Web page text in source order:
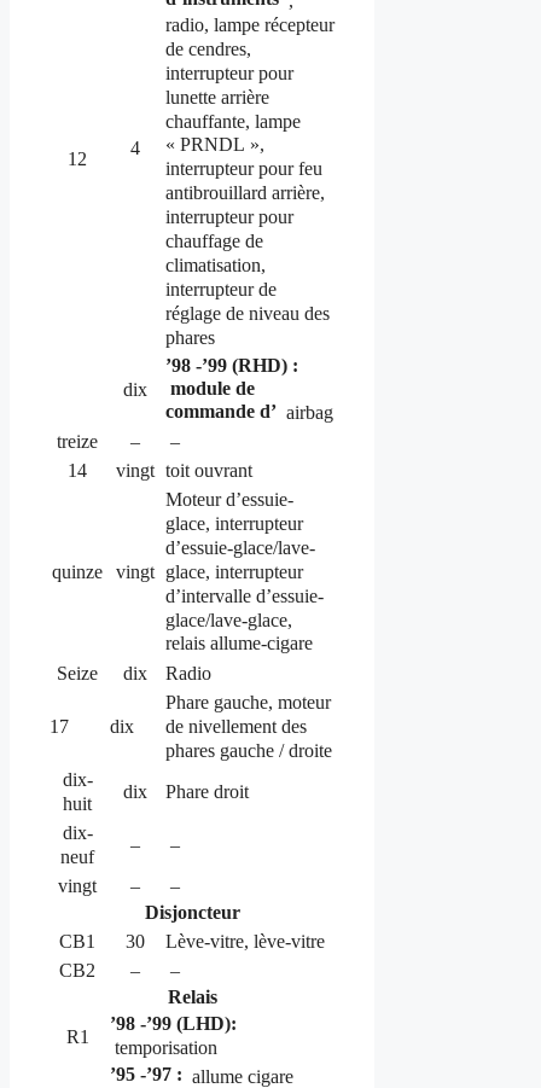
12
4
radio, lampe récepteur
de cendres,
interrupteur pour
lunette arrière
chauffante, lampe
« PRNDL »,
interrupteur pour feu
antibrouillard arrière,
interrupteur pour
chauffage de
climatisation,
interrupteur de
réglage de niveau des
phares
dix
’98 -’99 (RHD) :
module de
commande d’ airbag
treize
–
–
14
vingt toit ouvrant
quinze vingt
Moteur d’essuie-
glace, interrupteur
d’essuie-glace/lave-
glace, interrupteur
d’intervalle d’essuie-
glace/lave-glace,
relais allume-cigare
Seize
dix Radio
17 dix
Phare gauche, moteur
de nivellement des
phares gauche / droite
dix-
huit
dix
Phare droit
dix-
neuf
–
–
vingt
–
–
Disjoncteur
CB1
30
Lève-vitre, lève-vitre
CB2
–
–
Relais
R1
’98 -’99 (LHD):
temporisation
’95 -’97 : allume cigare